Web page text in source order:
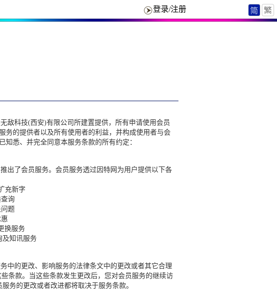
登录/注册
科技(西安)有限公司所建置提供，所有申请使用会员
务的提供者以及所有使用者的利益，并构成使用者与会
悉、并完全同意本服务条款的所有约定：
了会员服务。会员服务透过因特网为用户提供以下各
充新字
询
题
换服务
及知讯服务
的更改、影响服务的法律条文中的更改或者其它合理
条款。当这些条款发生更改后，您对会员服务的继续访
务的更改或者改进都将取决于服务条款。